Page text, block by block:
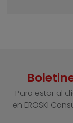
Para estar al
en EROSKI